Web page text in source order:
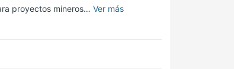
proyectos mineros… Ver más